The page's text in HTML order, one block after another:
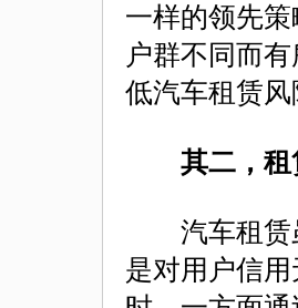
一样的领先
户群不同而
低汽车租赁风
其二，租
汽车租赁虽
是对用户信